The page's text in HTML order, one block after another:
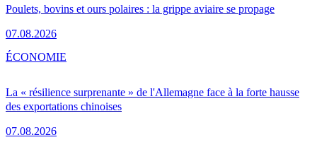
Poulets, bovins et ours polaires : la grippe aviaire se propage
07.08.2026
La « résilience surprenante » de l'Allemagne face à la forte hausse
des exportations chinoises
07.08.2026
ÉCONOMIE